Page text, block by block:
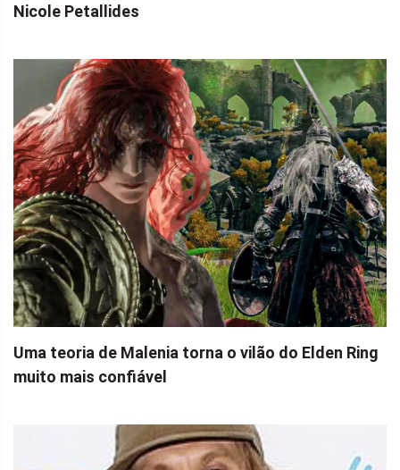
Nicole Petallides
Uma teoria de Malenia torna o vilão do Elden Ring
muito mais confiável